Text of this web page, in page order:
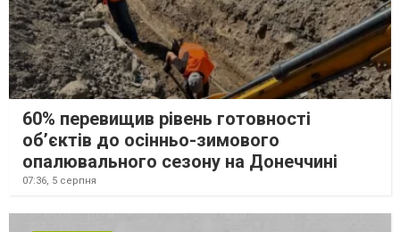
60% перевищив рівень готовності
об’єктів до осінньо-зимового
опалювального сезону на Донеччині
07:36, 5 серпня